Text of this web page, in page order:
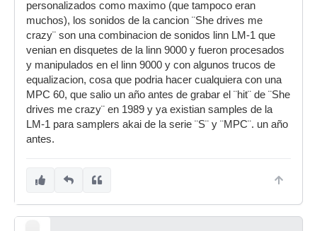
personalizados como maximo (que tampoco eran
muchos), los sonidos de la cancion ¨She drives me
crazy¨ son una combinacion de sonidos linn LM-1 que
venian en disquetes de la linn 9000 y fueron procesados
y manipulados en el linn 9000 y con algunos trucos de
equalizacion, cosa que podria hacer cualquiera con una
MPC 60, que salio un año antes de grabar el ¨hit¨ de ¨She
drives me crazy¨ en 1989 y ya existian samples de la
LM-1 para samplers akai de la serie ¨S¨ y ¨MPC¨. un año
antes.